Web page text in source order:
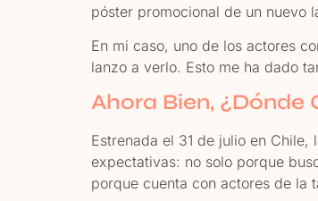
póster promocional de un nuevo
En mi caso, uno de los actores
lanzo a verlo. Esto me ha dado
Ahora Bien, ¿Dónde
Estrenada el 31 de julio en
expectativas: no solo porque
porque cuenta con actores de la